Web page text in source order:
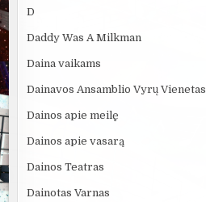
D
Daddy Was A Milkman
Daina vaikams
Dainavos Ansamblio Vyrų Vienetas
Dainos apie meilę
Dainos apie vasarą
Dainos Teatras
Dainotas Varnas